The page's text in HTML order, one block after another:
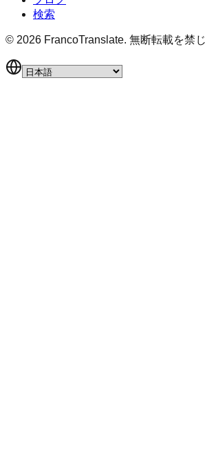
検索
© 2026 FrancoTranslate. 無断転載を禁じ